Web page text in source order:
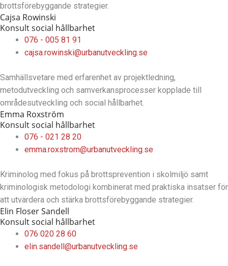
brottsförebyggande strategier.
Cajsa Rowinski
Konsult social hållbarhet
076 - 005 81 91
cajsa.rowinski@urbanutveckling.se
Samhällsvetare med erfarenhet av projektledning,
metodutveckling och samverkansprocesser kopplade till
områdesutveckling och social hållbarhet.
Emma Roxström
Konsult social hållbarhet
076 - 021 28 20
emma.roxstrom@urbanutveckling.se
Kriminolog med fokus på brottsprevention i skolmiljö samt
kriminologisk metodologi kombinerat med praktiska insatser för
att utvärdera och stärka brottsförebyggande strategier.
Elin Floser Sandell
Konsult social hållbarhet
076 020 28 60
elin.sandell@urbanutveckling.se